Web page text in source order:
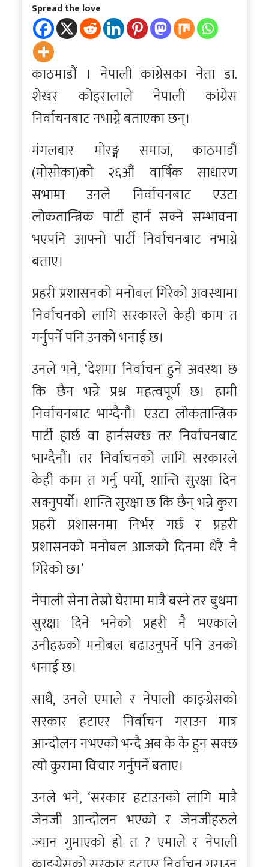
Spread the love
काठमाडौं । नेपाली कांग्रेसका नेता डा.
शेखर कोइरालाले नेपाली कांग्रेस
निर्वाचनबाट नभाग्ने बताएका छन्।
मंगलबार मोरङ्ग समाज, काठमाडौं
(मोसोका)को २६औं वार्षिक साधारण
सभामा उनले निर्वाचनबाट एउटा
लोकतान्त्रिक पार्टी हार्न सक्ने सम्भावना
भएपनि आफ्नो पार्टी निर्वाचनबाट नभाग्ने
बताए।
प्रहरी प्रशासनको मनोबल गिरेको अवस्थामा
निर्वाचनको लागि सरकारले केही काम त
गर्नुपर्ने पनि उनको भनाई छ।
उनले भने, ‘देशमा निर्वाचन हुने अवस्था छ
कि छैन भन्ने प्रश्न महत्वपूर्ण छ। हामी
निर्वाचनबाट भाग्दैनौं। एउटा लोकतान्त्रिक
पार्टी हार्छ वा हार्नसक्छ तर निर्वाचनबाट
भाग्दैनौं। तर निर्वाचनको लागि सरकारले
केही काम त गर्नु पर्यो, शान्ति सुरक्षा दिन
सक्नुपर्यो। शान्ति सुरक्षा छ कि छैन् भन्ने कुरा
प्रहरी प्रशासनमा निर्भर गर्छ र प्रहरी
प्रशासनको मनोबल आजको दिनमा धेरै नै
गिरेको छ।’
नेपाली सेना तेस्रो घेरामा मात्रै बस्ने तर बुथमा
सुरक्षा दिने भनेको प्रहरी नै भएकाले
उनीहरुको मनोबल बढाउनुपर्ने पनि उनको
भनाई छ।
साथै, उनले एमाले र नेपाली काङ्ग्रेसको
सरकार हटाएर निर्वाचन गराउन मात्र
आन्दोलन नभएको भन्दै अब के के हुन सक्छ
त्यो कुरामा विचार गर्नुपर्ने बताए।
उनले भने, ‘सरकार हटाउनको लागि मात्रै
जेनजी आन्दोलन भएको र जेनजीहरुले
ज्यान गुमाएको हो त ? एमाले र नेपाली